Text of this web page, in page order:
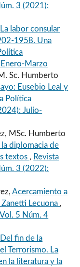
3 (2021):
La labor consular
1958. Una
Marzo
Sc. Humberto
Eusebio Leal y
Política
Julio-
MSc. Humberto
diplomacia de
textos , Revista
3 (2022):
Acercamiento a
Lecuona ,
5 Núm. 4
Del fin de la
Terrorismo. La
la literatura y la